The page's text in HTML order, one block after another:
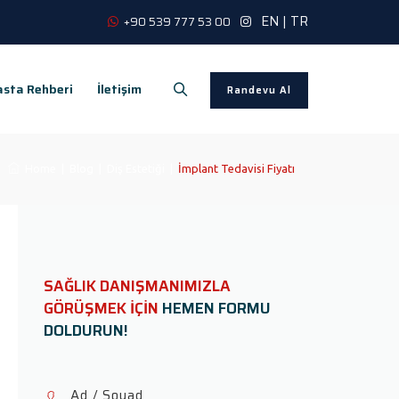
+90 539 777 53 00 EN | TR
Randevu Al
Rehberi İletişim
İmplant Tedavisi Fiyatı
SAĞLIK DANIŞMANIMIZLA
GÖRÜŞMEK İÇİN HEMEN FORMU
DOLDURUN!